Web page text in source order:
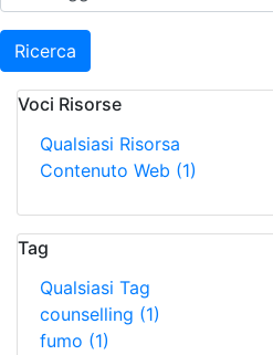
Ricerca
Voci Risorse
Qualsiasi Risorsa
Contenuto Web (1)
Tag
Qualsiasi Tag
counselling (1)
fumo (1)